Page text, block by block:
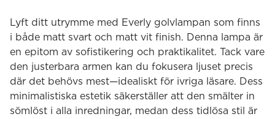
Lyft ditt utrymme med Everly golvlampan som finns
i både matt svart och matt vit finish. Denna lampa är
en epitom av sofistikering och praktikalitet. Tack vare
den justerbara armen kan du fokusera ljuset precis
där det behövs mest—idealiskt för ivriga läsare. Dess
minimalistiska estetik säkerställer att den smälter in
sömlöst i alla inredningar, medan dess tidlösa stil är